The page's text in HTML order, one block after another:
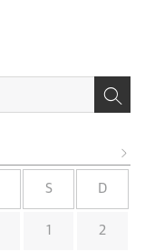
S D
1 2